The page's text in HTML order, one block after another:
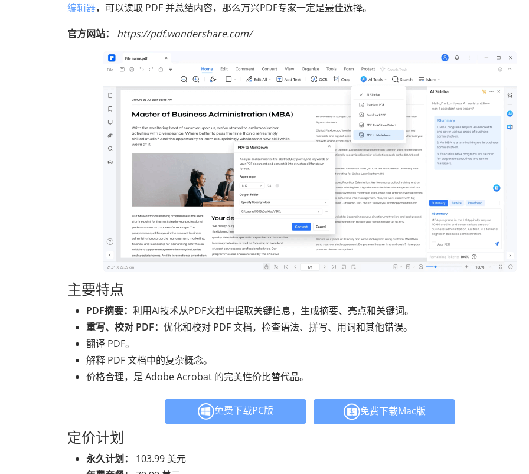
编辑器，可以读取 PDF 并总结内容，那么万兴PDF专家一定是最佳选择。
官方网站：
https://pdf.wondershare.com/
主要特点
PDF摘要： 利用AI技术从PDF文档中提取关键信息，生成摘要、亮点和关键词。
重写、校对 PDF： 优化和校对 PDF 文档，检查语法、拼写、用词和其他错误。
翻译 PDF。
解释 PDF 文档中的复杂概念。
价格合理，是 Adob​​e Acrobat 的完美性价比替代品。
免费下载PC版 免费下载Mac版
定价计划
永久计划：
103.99 美元